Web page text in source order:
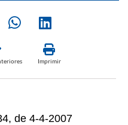
Imprimir
de 4-4-2007